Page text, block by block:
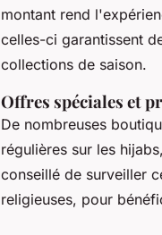
montant rend
celles-ci garantissent
collections de saison.
Offres spéciales et
De nombreuses
régulières sur les
conseillé de surveiller
religieuses, pour